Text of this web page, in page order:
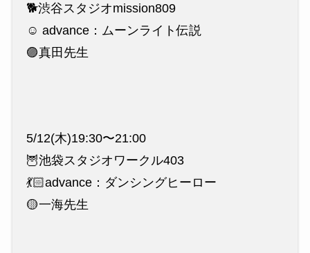
🐕渋谷スタジオmission809
☺️ advance：ムーンライト伝説
🟣真田先生
5/12(木)19:30〜21:00
🦉池袋スタジオワークル403
💃🏻advance：ダンシングヒーロー
🟡一海先生